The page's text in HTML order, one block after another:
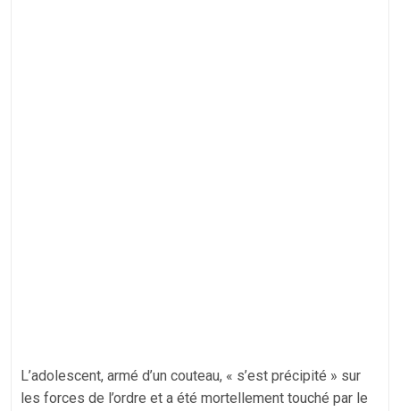
L’adolescent, armé d’un couteau, « s’est précipité » sur
les forces de l’ordre et a été mortellement touché par le